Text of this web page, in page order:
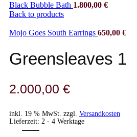
Black Bubble Bath 1.800,00 €
Back to products
Mojo Goes South Earrings 650,00 €
Greensleaves 1
2.000,00 €
inkl. 19 % MwSt. zzgl. Versandkosten
Lieferzeit: 2 - 4 Werktage